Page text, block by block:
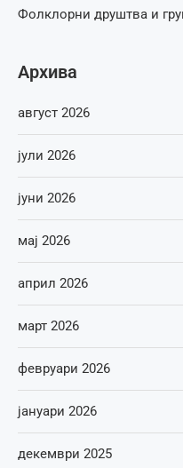
Фолклорни друштва и
Архива
август 2026
јули 2026
јуни 2026
мај 2026
април 2026
март 2026
февруари 2026
јануари 2026
декември 2025